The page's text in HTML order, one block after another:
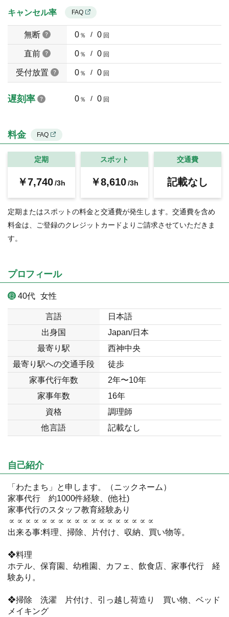
キャンセル率 FAQ
無断 0％ / 0 回
直前 0％ / 0 回
受付放置 0％ / 0 回
遅刻率 0％ / 0 回
料金 FAQ
定期
￥7,740/3h
スポット
￥8,610/3h
交通費
記載なし
定期またはスポットの料金と交通費が発生します。交通費を含め
料金は、ご登録のクレジットカードよりご請求させていただきま
す。
プロフィール
40代 女性
言語
日本語
出身国
Japan/日本
最寄り駅
西神中央
最寄り駅への交通手段
徒歩
家事代行年数
2年〜10年
家事年数
16年
資格
調理師
他言語
記載なし
自己紹介
「わたまち」と申します。（ニックネーム）
家事代行 約1000件経験、(他社)
家事代行のスタッフ教育経験あり
∝∝∝∝∝∝∝∝∝∝∝∝∝∝∝∝∝∝
出来る事:料理、掃除、片付け、収納、買い物等。
❖料理
ホテル、保育園、幼稚園、カフェ、飲食店、家事代行 経
験あり。
❖掃除 洗濯 片付け、引っ越し荷造り 買い物、ベッド
メイキング